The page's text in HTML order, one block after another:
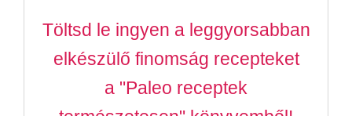
Töltsd le ingyen a leggyorsabban
elkészülő finomság recepteket
a "Paleo receptek